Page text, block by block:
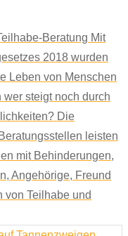
Beratung Mit
2018 wurden
Leben von Menschen
steigt noch durch
Die
leisten
mit Behinderungen,
Angehörige, Freund
von Teilhabe und